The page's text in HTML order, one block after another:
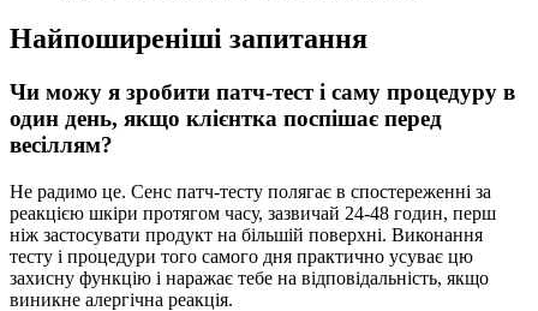
Найпоширеніші запитання
Чи можу я зробити патч-тест і саму процедуру в
один день, якщо клієнтка поспішає перед
весіллям?
Не радимо це. Сенс патч-тесту полягає в спостереженні за
реакцією шкіри протягом часу, зазвичай 24-48 годин, перш
ніж застосувати продукт на більшій поверхні. Виконання
тесту і процедури того самого дня практично усуває цю
захисну функцію і наражає тебе на відповідальність, якщо
виникне алергічна реакція.